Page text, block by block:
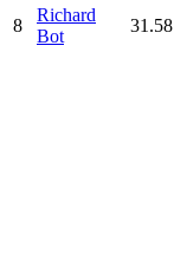
8
Richard
Bot
31.58